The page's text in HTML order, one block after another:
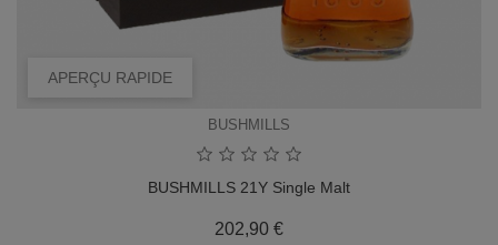
APERÇU RAPIDE
BUSHMILLS
BUSHMILLS 21Y Single Malt
202,90 €Prix